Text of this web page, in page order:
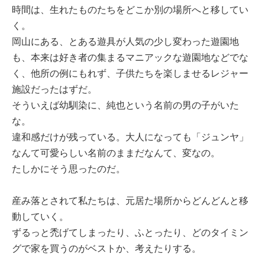
時間は、生れたものたちをどこか別の場所へと移してい
く。
岡山にある、とある遊具が人気の少し変わった遊園地
も、本来は好き者の集まるマニアックな遊園地などでな
く、他所の例にもれず、子供たちを楽しませるレジャー
施設だったはずだ。
そういえば幼馴染に、純也という名前の男の子がいた
な。
違和感だけが残っている。大人になっても「ジュンヤ」
なんて可愛らしい名前のままだなんて、変なの。
たしかにそう思ったのだ。
産み落とされて私たちは、元居た場所からどんどんと移
動していく。
ずるっと禿げてしまったり、ふとったり、どのタイミン
グで家を買うのがベストか、考えたりする。